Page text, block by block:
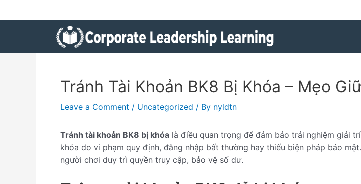
to
Tránh Tài Khoản BK8 Bị Khóa – Mẹo
Leave a Comment / Uncategorized / By nyldtn
Tránh tài khoản BK8 bị khóa là điều quan trọng để đảm bảo trải nghiệm giải
khóa do vi phạm quy định, đăng nhập bất thường hay thiếu biện pháp bảo
người chơi duy trì quyền truy cập, bảo vệ số dư.
navigation